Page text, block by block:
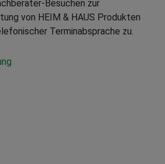
von HEIM & HAUS Produkten
Terminabsprache zu.